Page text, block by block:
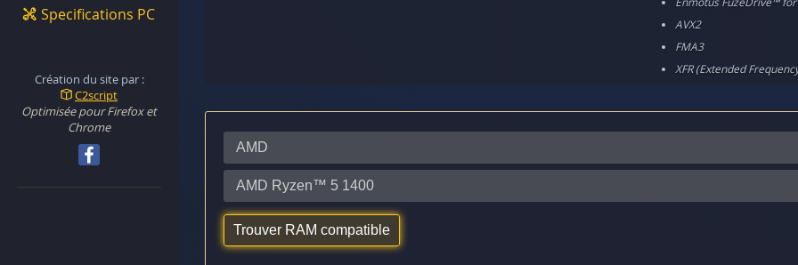
AVX2
FMA3
XFR (Extended
Specifications PC
Création du site par :
C2script
Optimisée pour Firefox et
Chrome